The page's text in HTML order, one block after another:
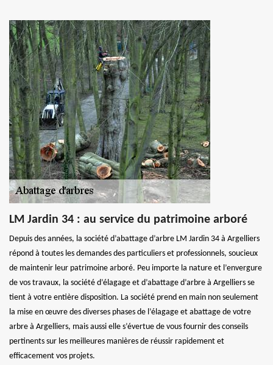
LM Jardin 34 : au service du patrimoine arboré
Depuis des années, la société d’abattage d’arbre LM Jardin 34 à Argelliers
répond à toutes les demandes des particuliers et professionnels, soucieux
de maintenir leur patrimoine arboré. Peu importe la nature et l’envergure
de vos travaux, la société d’élagage et d’abattage d’arbre à Argelliers se
tient à votre entière disposition. La société prend en main non seulement
la mise en œuvre des diverses phases de l’élagage et abattage de votre
arbre à Argelliers, mais aussi elle s’évertue de vous fournir des conseils
pertinents sur les meilleures manières de réussir rapidement et
efficacement vos projets.